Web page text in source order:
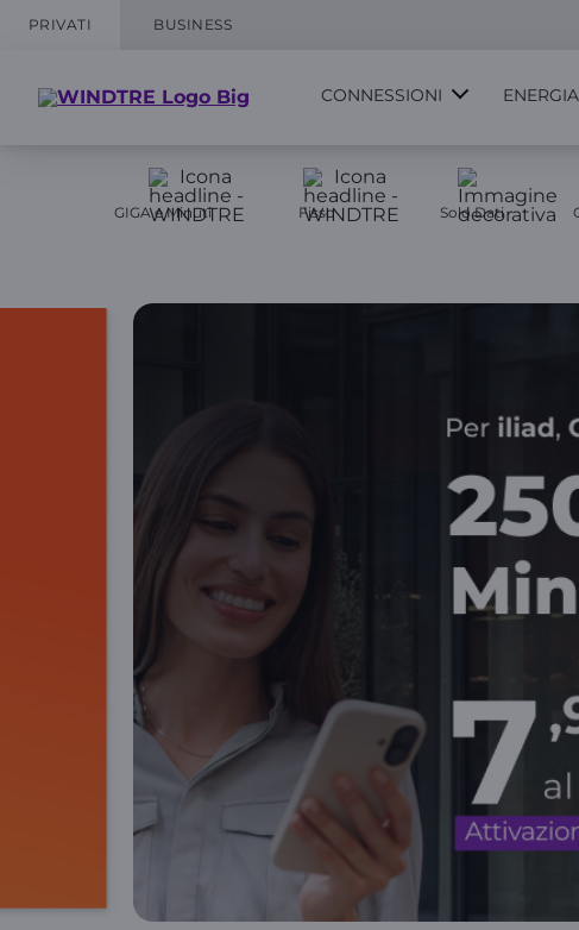
PRIVATI BUSINESS
CONNESSIONI ENERGIA
GIGA e Minuti Fisso Solo Dati